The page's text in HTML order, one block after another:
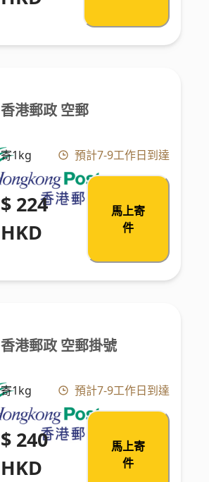
香港郵政 空郵
寄1kg 預計7-9工作日到達
$ 224
HKD
馬上寄
件
香港郵政 空郵掛號
寄1kg 預計7-9工作日到達
$ 240
HKD
馬上寄
件